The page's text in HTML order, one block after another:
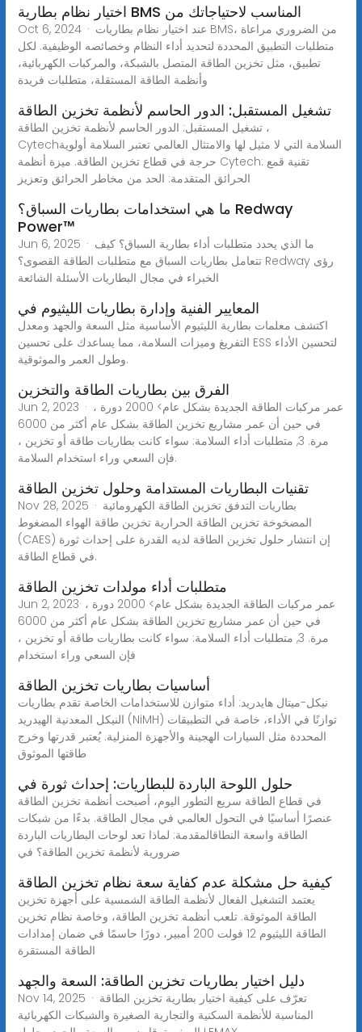
اختيار نظام بطارية BMS المناسب لاحتياجاتك من
Oct 6, 2024 · عند اختيار نظام بطاريات BMS، من الضروري مراعاة
متطلبات التطبيق المحددة لتحديد أداء النظام وخصائصه الوظيفية. لكل
تطبيق، مثل تخزين الطاقة المتصل بالشبكة، والمركبات الكهربائية،
وأنظمة الطاقة المستقلة، متطلبات فريدة
تشغيل المستقبل: الدور الحاسم لأنظمة تخزين الطاقة
تشغيل المستقبل: الدور الحاسم لأنظمة تخزين الطاقة ،
Cytechالسلامة التي لا مثيل لها والامتثال العالمي تعتبر السلامة أولوية
حرجة في قطاع تخزين الطاقة. ميزة أنظمة Cytech: تقنية قمع
الحرائق المتقدمة: الحد من مخاطر الحرائق وتعزيز
ما هي استخدامات بطاريات السباق؟ Redway
Power™
Jun 6, 2025 · ما الذي يحدد متطلبات أداء بطارية السباق؟ كيف
تتعامل بطاريات السباق مع متطلبات الطاقة القصوى؟ Redway رؤى
الخبراء في مجال البطاريات الأسئلة الشائعة
المعايير الفنية وإدارة بطاريات الليثيوم في
اكتشف معلمات بطارية الليثيوم الأساسية مثل السعة والجهد ومعدل
التفريغ وميزات السلامة، مما يساعدك على تحسين ESS لتحسين الأداء
وطول العمر والموثوقية.
الفرق بين بطاريات الطاقة والتخزين
Jun 2, 2023 · عمر مركبات الطاقة الجديدة بشكل عام> 2000 دورة ،
في حين أن عمر مشاريع تخزين الطاقة بشكل عام أكثر من 6000
مرة. 3, متطلبات أداء السلامة: سواء كانت بطاريات طاقة أو تخزين ،
فإن السعي وراء استخدام السلامة.
تقنيات البطاريات المستدامة وحلول تخزين الطاقة
Nov 28, 2025 · بطاريات التدفق تخزين الطاقة الكهرومائية
المضخوخة تخزين الطاقة الحرارية تخزين طاقة الهواء المضغوط
(CAES) إن انتشار حلول تخزين الطاقة لديه القدرة على إحداث ثورة
في قطاع الطاقة.
متطلبات أداء مولدات تخزين الطاقة
Jun 2, 2023· عمر مركبات الطاقة الجديدة بشكل عام> 2000 دورة ،
في حين أن عمر مشاريع تخزين الطاقة بشكل عام أكثر من 6000
مرة. 3, متطلبات أداء السلامة: سواء كانت بطاريات طاقة أو تخزين ،
فإن السعي وراء استخدام
أساسيات بطاريات تخزين الطاقة
نيكل-ميتال هايدريد: أداء متوازن للاستخدامات الخاصة تقدم بطاريات
النيكل المعدنية الهيدريد (NiMH) توازنًا في الأداء، خاصة في التطبيقات
المحددة مثل السيارات الهجينة والأجهزة المنزلية. يُعتبر قدرتها وخرج
طاقتها الموثوق
حلول اللوحة الباردة للبطاريات: إحداث ثورة في
في قطاع الطاقة سريع التطور اليوم، أصبحت أنظمة تخزين الطاقة
عنصرًا أساسيًا في التحول العالمي في مجال الطاقة. بدءًا من شبكات
الطاقة واسعة النطاقالمقدمة: لماذا تعد لوحات البطاريات الباردة
ضرورية لأنظمة تخزين الطاقة؟ في
كيفية حل مشكلة عدم كفاية سعة نظام تخزين الطاقة
يعتمد التشغيل الفعال لأنظمة الطاقة الشمسية على أجهزة تخزين
الطاقة الموثوقة. تلعب أنظمة تخزين الطاقة، وخاصة نظام تخزين
الطاقة الليثيوم 12 فولت 200 أمبير، دورًا حاسمًا في ضمان إمدادات
الطاقة المستقرة
دليل اختيار بطاريات تخزين الطاقة: السعة والجهد
Nov 14, 2025 · تعرّف على كيفية اختيار بطارية تخزين الطاقة
المناسبة للأنظمة السكنية والتجارية الصغيرة والشبكات الكهربائية